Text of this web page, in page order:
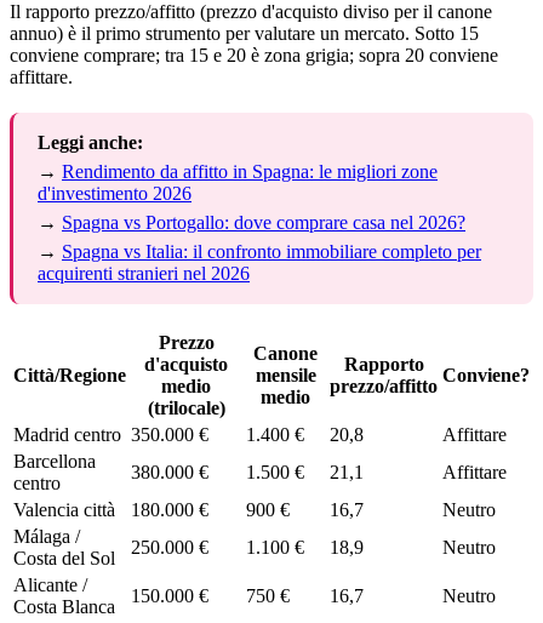
Il rapporto prezzo/affitto (prezzo d'acquisto diviso per il canone
annuo) è il primo strumento per valutare un mercato. Sotto 15
conviene comprare; tra 15 e 20 è zona grigia; sopra 20 conviene
affittare.
Leggi anche:
→ Rendimento da affitto in Spagna: le migliori zone
d'investimento 2026
→ Spagna vs Portogallo: dove comprare casa nel 2026?
→ Spagna vs Italia: il confronto immobiliare completo per
acquirenti stranieri nel 2026
Città/Regione
Prezzo
d'acquisto
medio
(trilocale)
Canone
mensile
medio
Rapporto
prezzo/affitto
Conviene?
Madrid centro 350.000 € 1.400 € 20,8
Affittare
Barcellona
centro
380.000 € 1.500 € 21,1
Affittare
Valencia città
180.000 € 900 € 16,7
Neutro
Málaga /
Costa del Sol
250.000 € 1.100 € 18,9
Neutro
Alicante /
Costa Blanca
150.000 € 750 € 16,7
Neutro